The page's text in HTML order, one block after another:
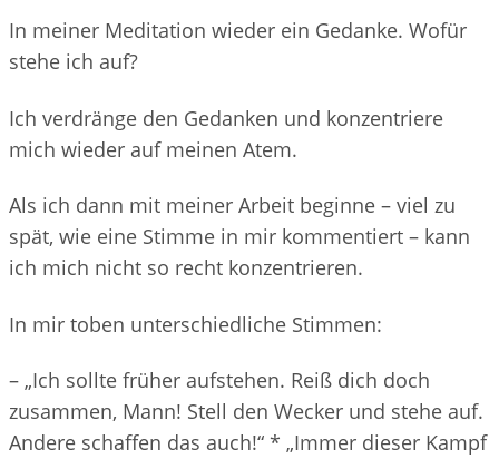
In meiner Meditation wieder ein Gedanke. Wofür
stehe ich auf?
Ich verdränge den Gedanken und konzentriere
mich wieder auf meinen Atem.
Als ich dann mit meiner Arbeit beginne – viel zu
spät, wie eine Stimme in mir kommentiert – kann
ich mich nicht so recht konzentrieren.
In mir toben unterschiedliche Stimmen:
– „Ich sollte früher aufstehen. Reiß dich doch
zusammen, Mann! Stell den Wecker und stehe auf.
Andere schaffen das auch!“ * „Immer dieser Kampf